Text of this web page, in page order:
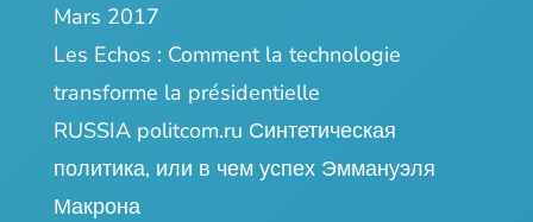
Mars 2017
Les Echos : Comment la technologie
transforme la présidentielle
RUSSIA politcom.ru Синтетическая
политика, или в чем успех Эммануэля
Макрона